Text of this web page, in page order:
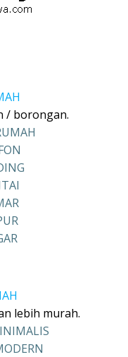
/ borongan.
lebih murah.